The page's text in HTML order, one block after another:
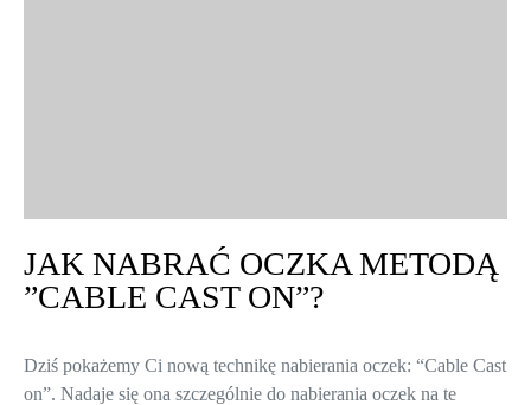
JAK NABRAĆ OCZKA METODĄ
”CABLE CAST ON”?
Dziś pokażemy Ci nową technikę nabierania oczek: “Cable Cast
on”. Nadaje się ona szczególnie do nabierania oczek na te